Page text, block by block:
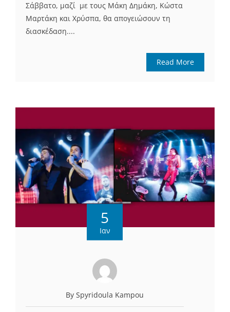
Σάββατο, μαζί με τους Μάκη Δημάκη, Κώστα
Μαρτάκη και Χρύσπα, θα απογειώσουν τη
διασκέδαση....
Read More
5
Ιαν
By Spyridoula Kampou